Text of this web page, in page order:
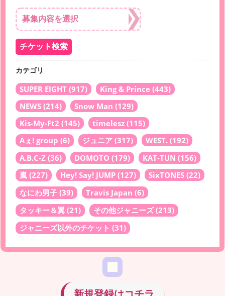
カテゴリ
SUPER EIGHT (917) King & Prince (443)
NEWS (214) Snow Man (129)
Kis-My-Ft2 (145) timelesz (115)
Aぇ! group (6) ジュニア (317) WEST. (192)
A.B.C-Z (36) DOMOTO (179) KAT-TUN (156)
嵐 (227) Hey! Say! JUMP (127) SixTONES (22)
なにわ男子 (39) Travis Japan (6)
タッキー＆翼 (21) その他ジャニーズ(213)
ジャニーズ以外のチケット (31)